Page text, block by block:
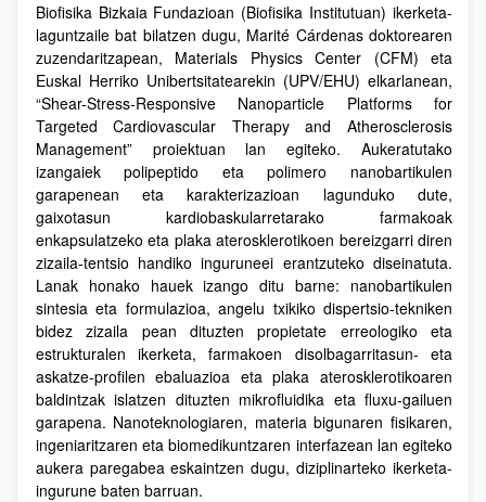
Biofisika Bizkaia Fundazioan (Biofisika Institutuan) ikerketa-
laguntzaile bat bilatzen dugu, Marité Cárdenas doktorearen
zuzendaritzapean, Materials Physics Center (CFM) eta
Euskal Herriko Unibertsitatearekin (UPV/EHU) elkarlanean,
“Shear-Stress-Responsive Nanoparticle Platforms for
Targeted Cardiovascular Therapy and Atherosclerosis
Management” proiektuan lan egiteko. Aukeratutako
izangaiek polipeptido eta polimero nanobartikulen
garapenean eta karakterizazioan lagunduko dute,
gaixotasun kardiobaskularretarako farmakoak
enkapsulatzeko eta plaka aterosklerotikoen bereizgarri diren
zizaila-tentsio handiko inguruneei erantzuteko diseinatuta.
Lanak honako hauek izango ditu barne: nanobartikulen
sintesia eta formulazioa, angelu txikiko dispertsio-tekniken
bidez zizaila pean dituzten propietate erreologiko eta
estrukturalen ikerketa, farmakoen disolbagarritasun- eta
askatze-profilen ebaluazioa eta plaka aterosklerotikoaren
baldintzak islatzen dituzten mikrofluidika eta fluxu-gailuen
garapena. Nanoteknologiaren, materia bigunaren fisikaren,
ingeniaritzaren eta biomedikuntzaren interfazean lan egiteko
aukera paregabea eskaintzen dugu, diziplinarteko ikerketa-
ingurune baten barruan.